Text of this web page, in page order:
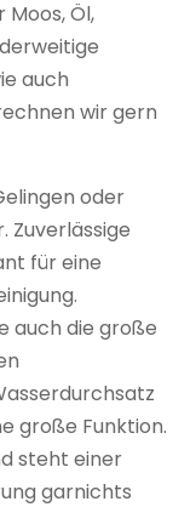
Öl,
auch
wir gern
oder
Zuverlässige
für eine
auch die große
große Funktion.
steht einer
garnichts